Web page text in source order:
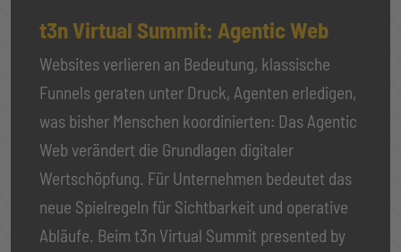
t3n Virtual Summit: Agentic Web
Websites verlieren an Bedeutung, klassische
Funnels geraten unter Druck, Agenten erledigen,
was bisher Menschen koordinierten: Das Agentic
Web verändert die Grundlagen digitaler
Wertschöpfung. Für Unternehmen bedeutet das
neue Spielregeln für Sichtbarkeit und operative
Abläufe. Beim t3n Virtual Summit presented by